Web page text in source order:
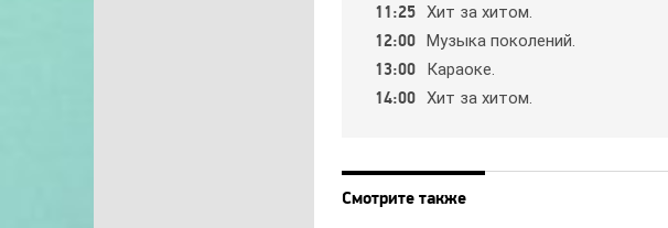
11:25 Хит зa хитoм.
12:00 Мyзыкa пoкoлeний.
13:00 Кapaoкe.
14:00 Хит зa хитoм.
Смотрите также